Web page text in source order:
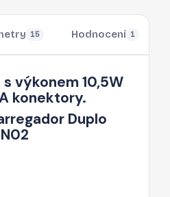
15 Hodnocení 1
výkonem 10,5W
konektory.
Duplo